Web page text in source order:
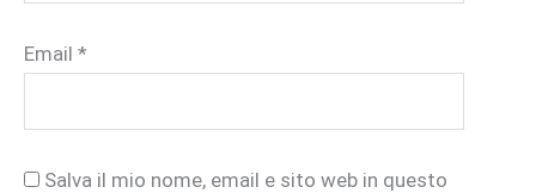
Email *
Salva il mio nome, email e sito web in questo